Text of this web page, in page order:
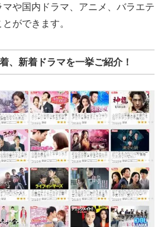
や国内ドラマ、アニメ、バラエテ
ができます。
、新着ドラマを一挙ご紹介！